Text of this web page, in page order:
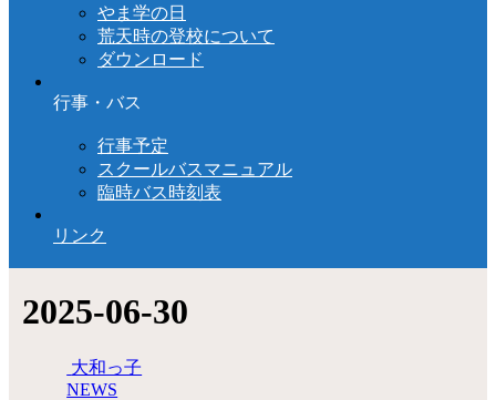
やま学の日
荒天時の登校について
ダウンロード
行事・バス
行事予定
スクールバスマニュアル
臨時バス時刻表
リンク
2025-06-30
大和っ子
NEWS